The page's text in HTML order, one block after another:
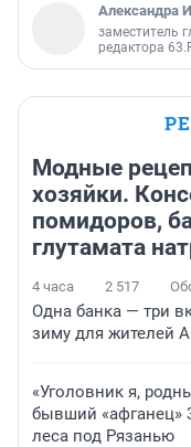
Александра
заместитель
редактора
Модные
хозяйки.
помидоров,
глутамата
4 часа 2 517
Одна банка — три
зиму для жителей
«Уголовник я,
бывший «афганец»
леса под Рязанью